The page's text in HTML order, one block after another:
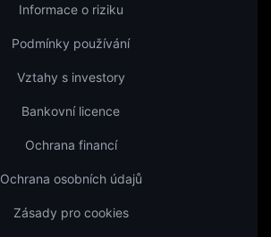
Informace o riziku
Podmínky používání
Vztahy s investory
Bankovní licence
Ochrana financí
Ochrana osobních údajů
Zásady pro cookies